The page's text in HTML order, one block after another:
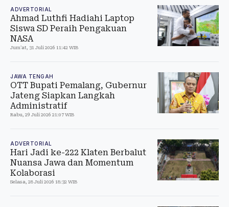
ADVERTORIAL
Ahmad Luthfi Hadiahi Laptop
Siswa SD Peraih Pengakuan
NASA
Jum'at, 31 Juli 2026 11:42 WIB
JAWA TENGAH
OTT Bupati Pemalang, Gubernur
Jateng Siapkan Langkah
Administratif
Rabu, 29 Juli 2026 21:07 WIB
ADVERTORIAL
Hari Jadi ke-222 Klaten Berbalut
Nuansa Jawa dan Momentum
Kolaborasi
Selasa, 28 Juli 2026 18:32 WIB